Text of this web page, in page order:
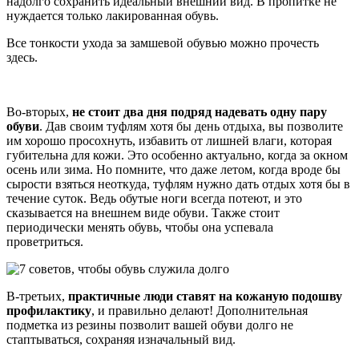
нуждается только лакированная обувь.
Все тонкости ухода за замшевой обувью можно прочесть
здесь.
Во-вторых, не стоит два дня подряд надевать одну пару
обуви. Дав своим туфлям хотя бы день отдыха, вы позволите
им хорошо просохнуть, избавить от лишней влаги, которая
губительна для кожи. Это особенно актуально, когда за окном
осень или зима. Но помните, что даже летом, когда вроде бы
сырости взяться неоткуда, туфлям нужно дать отдых хотя бы в
течение суток. Ведь обутые ноги всегда потеют, и это
сказывается на внешнем виде обуви. Также стоит
периодически менять обувь, чтобы она успевала
проветриться.
В-третьих, практичные люди ставят на кожаную подошву
профилактику, и правильно делают! Дополнительная
подметка из резины позволит вашей обуви долго не
стаптываться, сохраняя изначальный вид.